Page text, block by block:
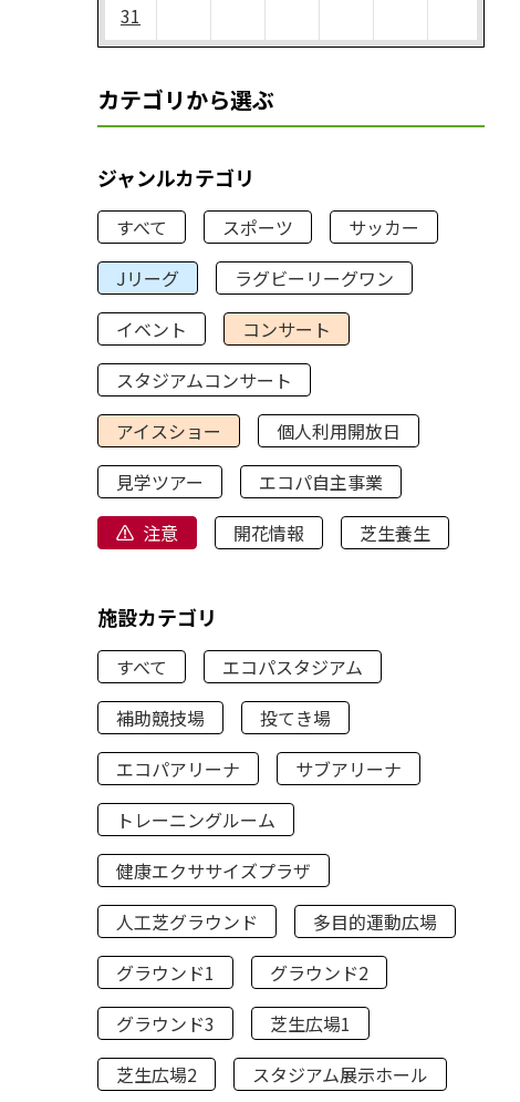
31
カテゴリから選ぶ
ジャンルカテゴリ
すべて スポーツ
サッカー
Jリーグ
ラグビーリーグワン
イベント
コンサート
スタジアムコンサート
アイスショー
個人利用開放日
見学ツアー
エコパ自主事業
注意
開花情報 芝生養生
施設カテゴリ
すべて
エコパスタジアム
補助競技場
投てき場
エコパアリーナ
サブアリーナ
トレーニングルーム
健康エクササイズプラザ
人工芝グラウンド
多目的運動広場
グラウンド1
グラウンド2
グラウンド3
芝生広場1
芝生広場2
スタジアム展示ホール